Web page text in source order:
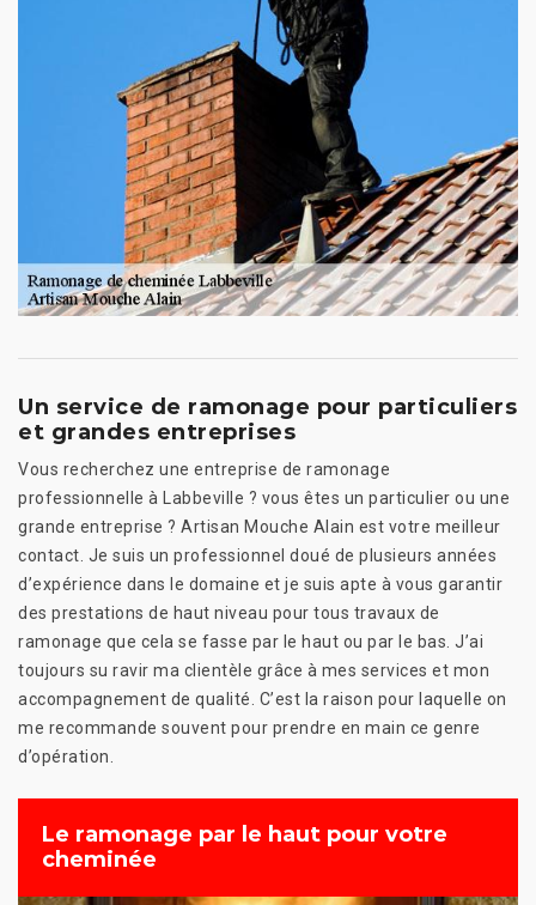
Un service de ramonage pour particuliers
et grandes entreprises
Vous recherchez une entreprise de ramonage
professionnelle à Labbeville ? vous êtes un particulier ou une
grande entreprise ? Artisan Mouche Alain est votre meilleur
contact. Je suis un professionnel doué de plusieurs années
d’expérience dans le domaine et je suis apte à vous garantir
des prestations de haut niveau pour tous travaux de
ramonage que cela se fasse par le haut ou par le bas. J’ai
toujours su ravir ma clientèle grâce à mes services et mon
accompagnement de qualité. C’est la raison pour laquelle on
me recommande souvent pour prendre en main ce genre
d’opération.
Le ramonage par le haut pour votre
cheminée